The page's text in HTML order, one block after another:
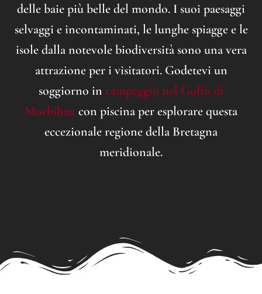
delle baie più belle del mondo. I suoi paesaggi
selvaggi e incontaminati, le lunghe spiagge e le
isole dalla notevole biodiversità sono una vera
attrazione per i visitatori. Godetevi un
soggiorno in campeggio nel Golfo di
Morbihan con piscina per esplorare questa
eccezionale regione della Bretagna
meridionale.